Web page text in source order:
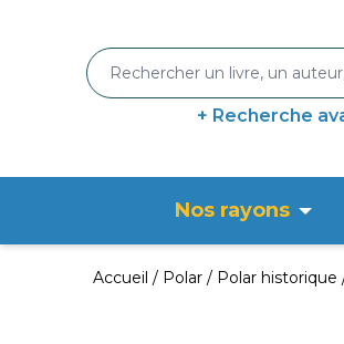
+ Recherche
Nos rayons
Accueil Polar Polar historique